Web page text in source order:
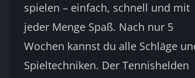
spielen – einfach, schnell und mit
jeder Menge Spaß. Nach nur 5
Wochen kannst du alle Schläge
Spieltechniken. Der Tennishelden